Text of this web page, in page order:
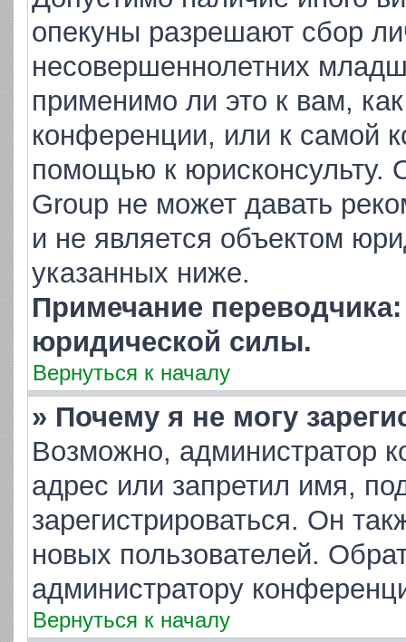
опекуны разрешают сбор
несовершеннолетних
применимо ли это к вам,
конференции, или к самой
помощью к юрисконсульту.
Group не может давать
и не является объектом
указанных ниже.
Примечание
юридической силы.
Вернуться к началу
» Почему я не могу
Возможно, администратор
адрес или запретил имя,
зарегистрироваться. Он
новых пользователей.
администратору
Вернуться к началу